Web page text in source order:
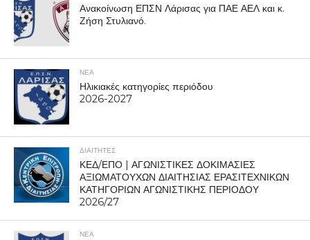
Ανακοίνωση ΕΠΣΝ Λάρισας για ΠΑΕ ΑΕΛ και κ.
Ζήση Στυλιανό.
ΝΕΑ
Ηλικιακές κατηγορίες περιόδου
2026-2027
ΔΙΑΙΤΗΤΕΣ
ΚΕΔ/ΕΠΟ | ΑΓΩΝΙΣΤΙΚΕΣ ΔΟΚΙΜΑΣΙΕΣ
ΑΞΙΩΜΑΤΟΥΧΩΝ ΔΙΑΙΤΗΣΙΑΣ ΕΡΑΣΙΤΕΧΝΙΚΩΝ
ΚΑΤΗΓΟΡΙΩΝ ΑΓΩΝΙΣΤΙΚΗΣ ΠΕΡΙΟΔΟΥ
2026/27
ΝΕΑ